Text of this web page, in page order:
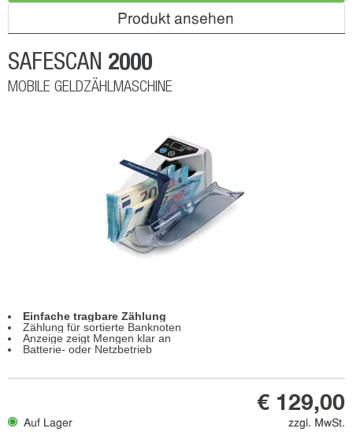
Produkt ansehen
SAFESCAN 2000
MOBILE GELDZÄHLMASCHINE
Einfache tragbare Zählung
Zählung für sortierte Banknoten
Anzeige zeigt Mengen klar an
Batterie- oder Netzbetrieb
Auf Lager
€ 129,00
zzgl. MwSt.